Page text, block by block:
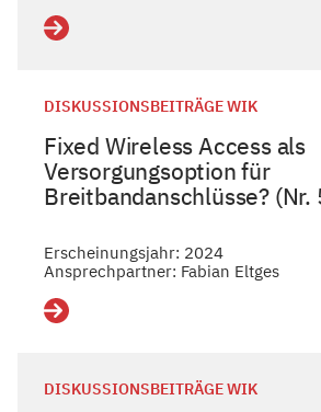
Details
DISKUSSIONSBEITRÄGE WIK
Fixed Wireless Access als
Versorgungsoption für
Breitbandanschlüsse? (Nr.
Erscheinungsjahr: 2024
Ansprechpartner: Fabian Eltges
Details
DISKUSSIONSBEITRÄGE WIK